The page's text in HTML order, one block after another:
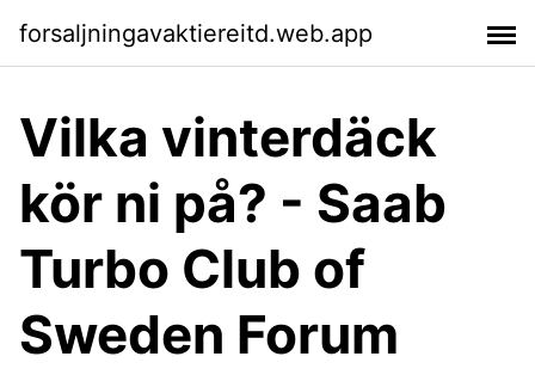
forsaljningavaktiereitd.web.app
Vilka vinterdäck
kör ni på? - Saab
Turbo Club of
Sweden Forum